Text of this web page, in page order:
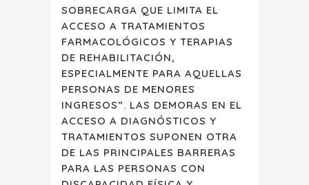
SOBRECARGA QUE LIMITA EL
ACCESO A TRATAMIENTOS
FARMACOLÓGICOS Y TERAPIAS
DE REHABILITACIÓN,
ESPECIALMENTE PARA AQUELLAS
PERSONAS DE MENORES
INGRESOS”. LAS DEMORAS EN EL
ACCESO A DIAGNÓSTICOS Y
TRATAMIENTOS SUPONEN OTRA
DE LAS PRINCIPALES BARRERAS
PARA LAS PERSONAS CON